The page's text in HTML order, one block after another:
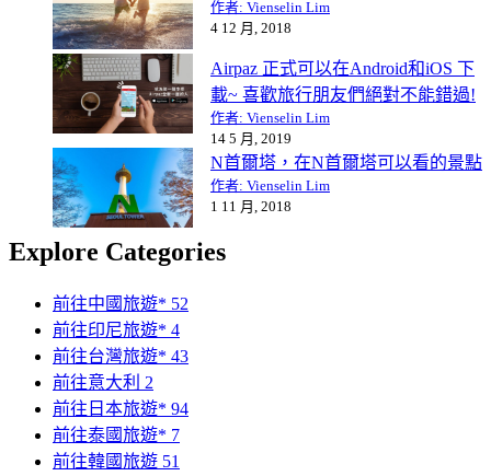
作者: Vienselin Lim
4 12 月, 2018
Airpaz 正式可以在Android和iOS 下
載~ 喜歡旅行朋友們絕對不能錯過!
作者: Vienselin Lim
14 5 月, 2019
N首爾塔，在N首爾塔可以看的景點
作者: Vienselin Lim
1 11 月, 2018
Explore Categories
前往中國旅遊* 52
前往印尼旅遊* 4
前往台灣旅遊* 43
前往意大利 2
前往日本旅遊* 94
前往泰國旅遊* 7
前往韓國旅遊 51